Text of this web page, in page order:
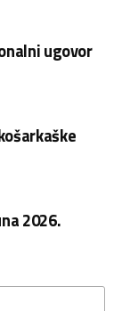
ugovor
2026.